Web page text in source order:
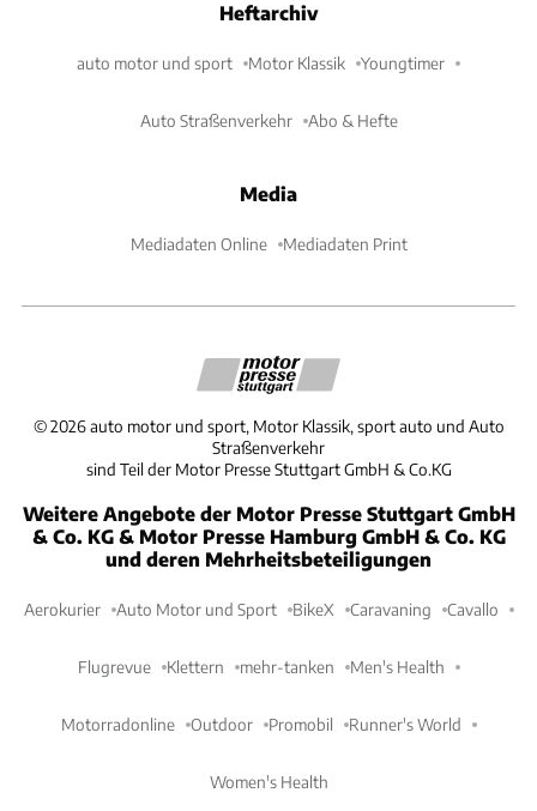
Heftarchiv
auto motor und sport Motor Klassik Youngtimer
Auto Straßenverkehr Abo & Hefte
Media
Mediadaten Online Mediadaten Print
©2026 auto motor und sport, Motor Klassik, sport auto und Auto
Straßenverkehr
sind Teil der Motor Presse Stuttgart GmbH & Co.KG
Weitere Angebote der Motor Presse Stuttgart GmbH
& Co. KG & Motor Presse Hamburg GmbH & Co. KG
und deren Mehrheitsbeteiligungen
Aerokurier Auto Motor und Sport BikeX Caravaning Cavallo
Flugrevue Klettern mehr-tanken Men's Health
Motorradonline Outdoor Promobil Runner's World
Women's Health